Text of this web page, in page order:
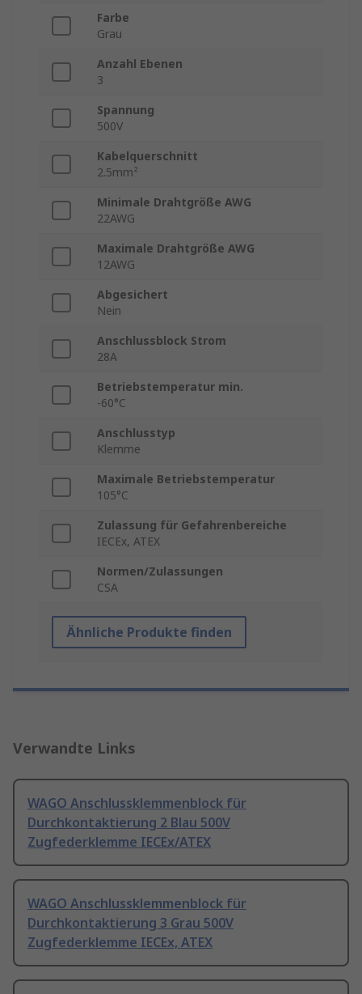
Farbe
Grau
Anzahl Ebenen
3
Spannung
500V
Kabelquerschnitt
2.5mm²
Minimale Drahtgröße AWG
22AWG
Maximale Drahtgröße AWG
12AWG
Abgesichert
Nein
Anschlussblock Strom
28A
Betriebstemperatur min.
-60°C
Anschlusstyp
Klemme
Maximale Betriebstemperatur
105°C
Zulassung für Gefahrenbereiche
IECEx, ATEX
Normen/Zulassungen
CSA
Ähnliche Produkte finden
Verwandte Links
WAGO Anschlussklemmenblock für
Durchkontaktierung 2 Blau 500V
Zugfederklemme IECEx/ATEX
WAGO Anschlussklemmenblock für
Durchkontaktierung 3 Grau 500V
Zugfederklemme IECEx, ATEX